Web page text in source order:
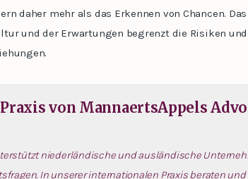
daher mehr als das Erkennen von Chancen.
und der Erwartungen begrenzt die Risiken
von MannaertsAppels
niederländische und ausländische
In unserer internationalen Praxis beraten